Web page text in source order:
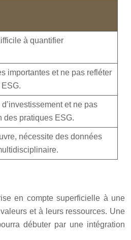
à quantifier
importantes et ne pas refléter
et ne pas
des pratiques ESG.
nécessite des données
en compte superficielle à une
et à leurs ressources. Une
débuter par une intégration